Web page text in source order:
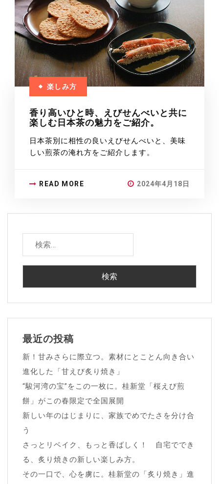
楽しみ方
香り高いひと時、えびせんべいと共に
楽しむ日本茶の魅力をご紹介。
日本茶別に相性の良いえびせんべいと、美味
しい煎茶の淹れ方をご紹介します。
READ MORE 2024年4月18日
検
最近の投稿
新！甘みさらに際立つ。素材にとことん向き合い
進化した「甘えび炙り焼き」
“駿河湾の宝”をこの一枚に。桂新堂「桜えび煎
餅」がこの春限定で全国展開
新しい年のはじまりに、家族でめでたさを分け合
う
さっとリベイク、もっと香ばしく！ 自宅ででき
る、炙り焼きの新しい楽しみ方。
その一口で、心を虜に。桂新堂の「炙り焼き」進